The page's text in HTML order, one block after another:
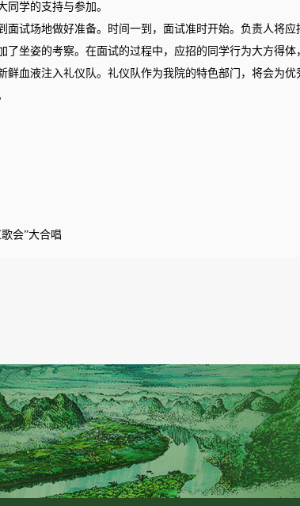
同学的支持与参加。
面试场地做好准备。时间一到，面试准时开始。负责人将
了坐姿的考察。在面试的过程中，应招的同学行为大方得体
鲜血液注入礼仪队。礼仪队作为我院的特色部门，将会为
会”大合唱